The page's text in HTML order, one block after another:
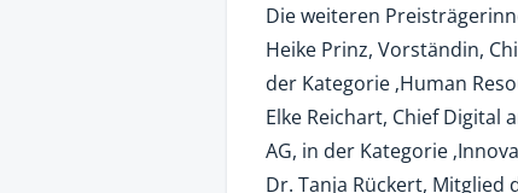
Die weiteren
Heike Prinz, Vorständin,
der Kategorie ‚Human
Elke Reichart, Chief Digital
AG, in der Kategorie
Dr. Tanja Rückert, Mitglied